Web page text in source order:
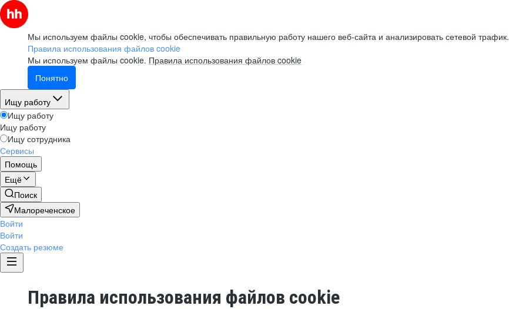
Мы используем файлы cookie, чтобы обеспечивать правильную работу нашего веб-сайта и анализировать сетевой трафик.
Правила использования файлов cookie
Мы используем файлы cookie. Правила использования файлов cookie
Понятно
Ищу работу
Ищу работу
Ищу работу
Ищу сотрудника
Сервисы
Помощь
Ещё
Поиск
Малореченское
Войти
Войти
Создать резюме
Правила использования файлов cookie